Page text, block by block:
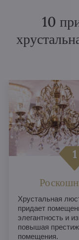
10
Хрустальная
придает
элегантность и
повышая
помещения.